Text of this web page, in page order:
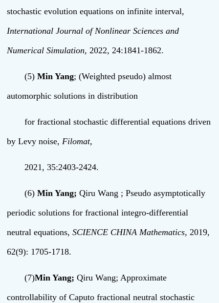
stochastic evolution equations on infinite interval,
International Journal of Nonlinear Sciences and
Numerical Simulation, 2022, 24:1841-1862.
(5) Min Yang; (Weighted pseudo) almost
automorphic solutions in distribution
for fractional stochastic differential equations driven
by Levy noise, Filomat,
2021, 35:2403-2424.
(6) Min Yang; Qiru Wang ; Pseudo asymptotically
periodic solutions for fractional integro-differential
neutral equations, SCIENCE CHINA Mathematics, 2019,
62(9): 1705-1718.
(7)Min Yang; Qiru Wang; Approximate
controllability of Caputo fractional neutral stochastic